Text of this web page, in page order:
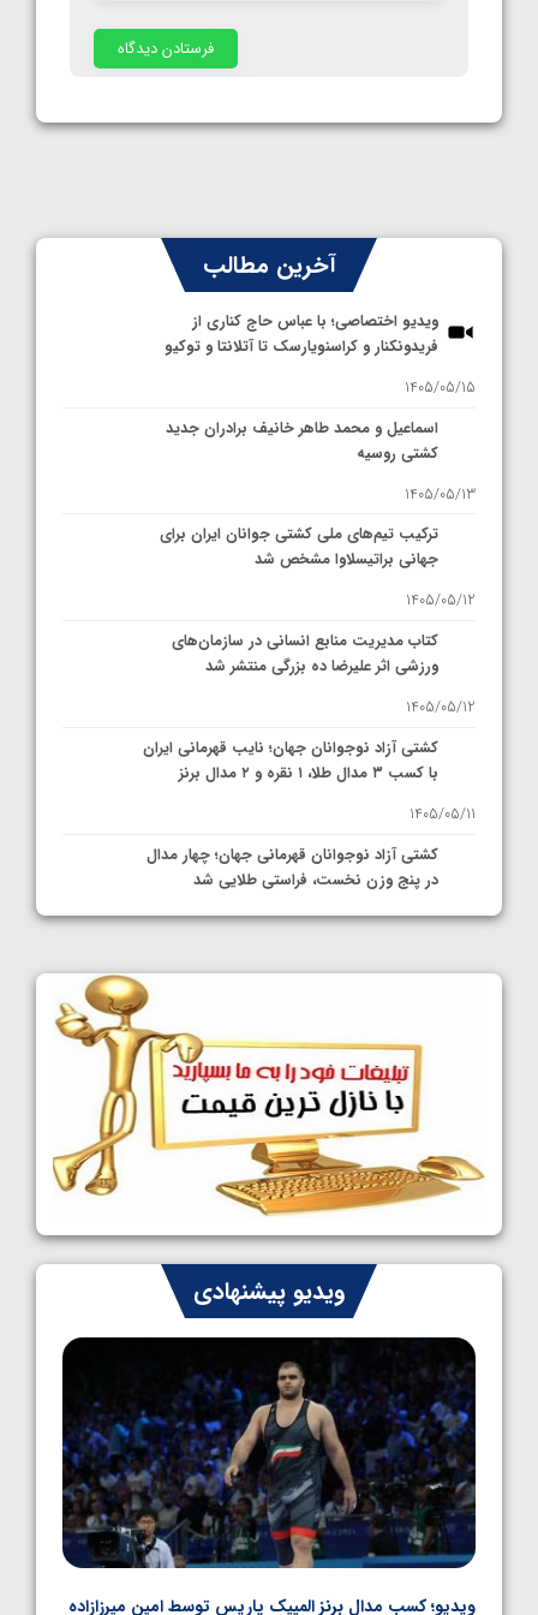
آخرین مطالب
ویدیو اختصاصی؛ با عباس حاج کناری از
فریدونکنار و کراسنویارسک تا آتلانتا و توکیو
1405/05/15
اسماعیل و محمد طاهر خانیف برادران جدید
کشتی روسیه
1405/05/13
ترکیب تیم‌های ملی کشتی جوانان ایران برای
جهانی براتیسلاوا مشخص شد
1405/05/12
کتاب مدیریت منابع انسانی در سازمان‌های
ورزشی اثر علیرضا ده بزرگی منتشر شد
1405/05/12
کشتی آزاد نوجوانان جهان؛ نایب قهرمانی ایران
با کسب ۳ مدال طلا، ۱ نقره و ۲ مدال برنز
1405/05/11
کشتی آزاد نوجوانان قهرمانی جهان؛ چهار مدال
در پنج وزن نخست، فراستی طلایی شد
1405/05/11
کشتی آزاد نوجوانان جهان؛ رقبای نمایندگان
ایران مشخص شدند
1405/05/08
کشتی فرنگی نوجوانان جهان؛ سکوی تیمی
سوم برای ایران
1405/05/07
ایران چشم به راه چهار مدال در پنج وزن دوم
کشتی فرنگی نوجوانان جهان
1405/05/06
ویدیو پیشنهادی
ویدیو؛ کسب مدال برنز المپیک پاریس توسط امین میرزازاده